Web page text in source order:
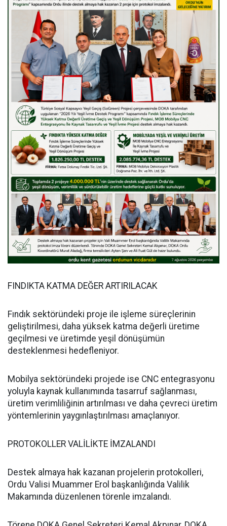
FINDIKTA KATMA DEĞER ARTIRILACAK
Fındık sektöründeki proje ile işleme süreçlerinin
geliştirilmesi, daha yüksek katma değerli üretime
geçilmesi ve üretimde yeşil dönüşümün
desteklenmesi hedefleniyor.
Mobilya sektöründeki projede ise CNC entegrasyonu
yoluyla kaynak kullanımında tasarruf sağlanması,
üretim verimliliğinin artırılması ve daha çevreci üretim
yöntemlerinin yaygınlaştırılması amaçlanıyor.
PROTOKOLLER VALİLİKTE İMZALANDI
Destek almaya hak kazanan projelerin protokolleri,
Ordu Valisi Muammer Erol başkanlığında Valilik
Makamında düzenlenen törenle imzalandı.